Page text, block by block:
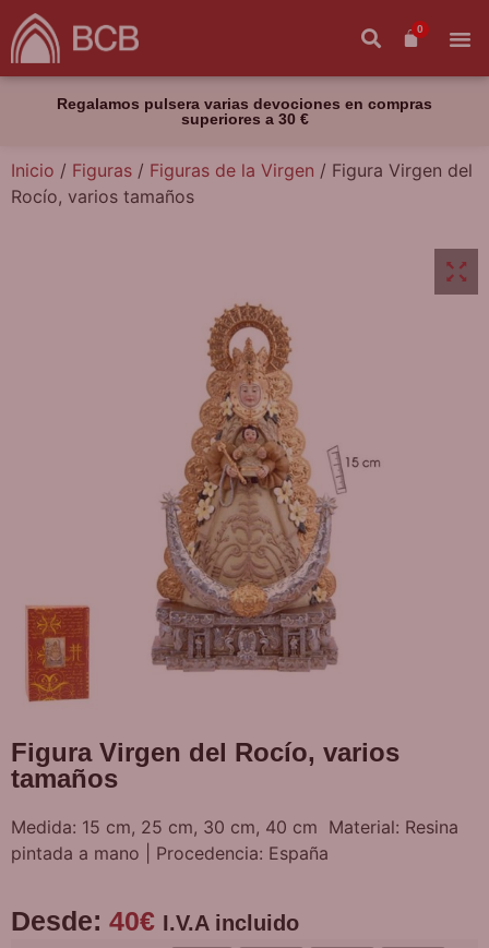
0
Regalamos pulsera varias devociones en compras
superiores a 30 €
Inicio / Figuras / Figuras de la Virgen / Figura Virgen del
Rocío, varios tamaños
Figura Virgen del Rocío, varios
tamaños
Medida: 15 cm, 25 cm, 30 cm, 40 cm Material: Resina
pintada a mano | Procedencia: España
Desde: 40€ I.V.A incluido